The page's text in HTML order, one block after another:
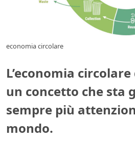
economia circolare
L’economia
un concetto che sta
sempre più
mondo.